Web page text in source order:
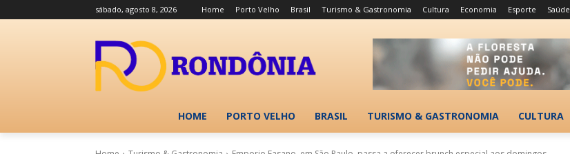
sábado, agosto 8, 2026 Home Porto Velho Brasil Turismo & Gastronomia Cultura Economia Esporte Saúde
HOME PORTO VELHO BRASIL TURISMO & GASTRONOMIA CULTURA